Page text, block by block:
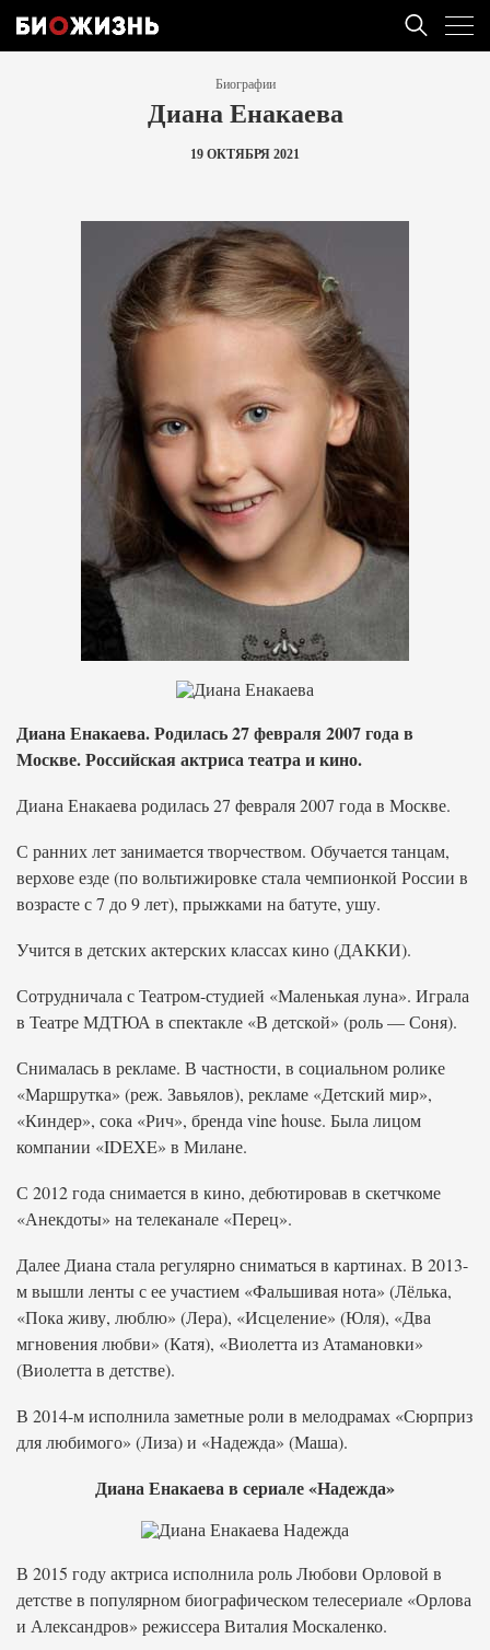
Биографии
Диана Енакаева
19 ОКТЯБРЯ 2021
Диана Енакаева. Родилась 27 февраля 2007 года в
Москве. Российская актриса театра и кино.
Диана Енакаева родилась 27 февраля 2007 года в Москве.
С ранних лет занимается творчеством. Обучается танцам,
верхове езде (по вольтижировке стала чемпионкой России в
возрасте с 7 до 9 лет), прыжками на батуте, ушу.
Учится в детских актерских классах кино (ДАККИ).
Сотрудничала с Театром-студией «Маленькая луна». Играла
в Театре МДТЮА в спектакле «В детской» (роль — Соня).
Снималась в рекламе. В частности, в социальном ролике
«Маршрутка» (реж. Завьялов), рекламе «Детский мир»,
«Киндер», сока «Рич», бренда vine house. Была лицом
компании «IDEXE» в Милане.
С 2012 года снимается в кино, дебютировав в скетчкоме
«Анекдоты» на телеканале «Перец».
Далее Диана стала регулярно сниматься в картинах. В 2013-
м вышли ленты с ее участием «Фальшивая нота» (Лёлька,
«Пока живу, люблю» (Лера), «Исцеление» (Юля), «Два
мгновения любви» (Катя), «Виолетта из Атамановки»
(Виолетта в детстве).
В 2014-м исполнила заметные роли в мелодрамах «Сюрприз
для любимого» (Лиза) и «Надежда» (Маша).
Диана Енакаева в сериале «Надежда»
В 2015 году актриса исполнила роль Любови Орловой в
детстве в популярном биографическом телесериале «Орлова
и Александров» режиссера Виталия Москаленко.